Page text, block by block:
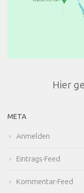
Hier
META
Anmelden
Eintrags-Feed
Kommentar-Feed